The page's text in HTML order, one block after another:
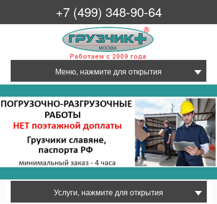
+7 (499) 348-90-64
Грузчик+
Меню, нажмите для открытия
Услуги, нажмите для открытия